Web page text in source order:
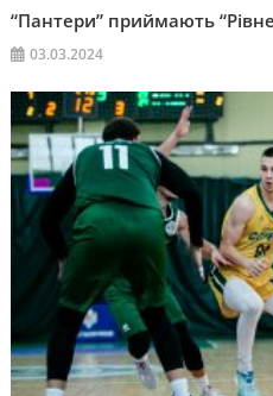
“Пантери” приймають
03.03.2024